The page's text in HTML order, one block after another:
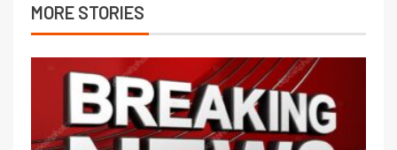
MORE STORIES